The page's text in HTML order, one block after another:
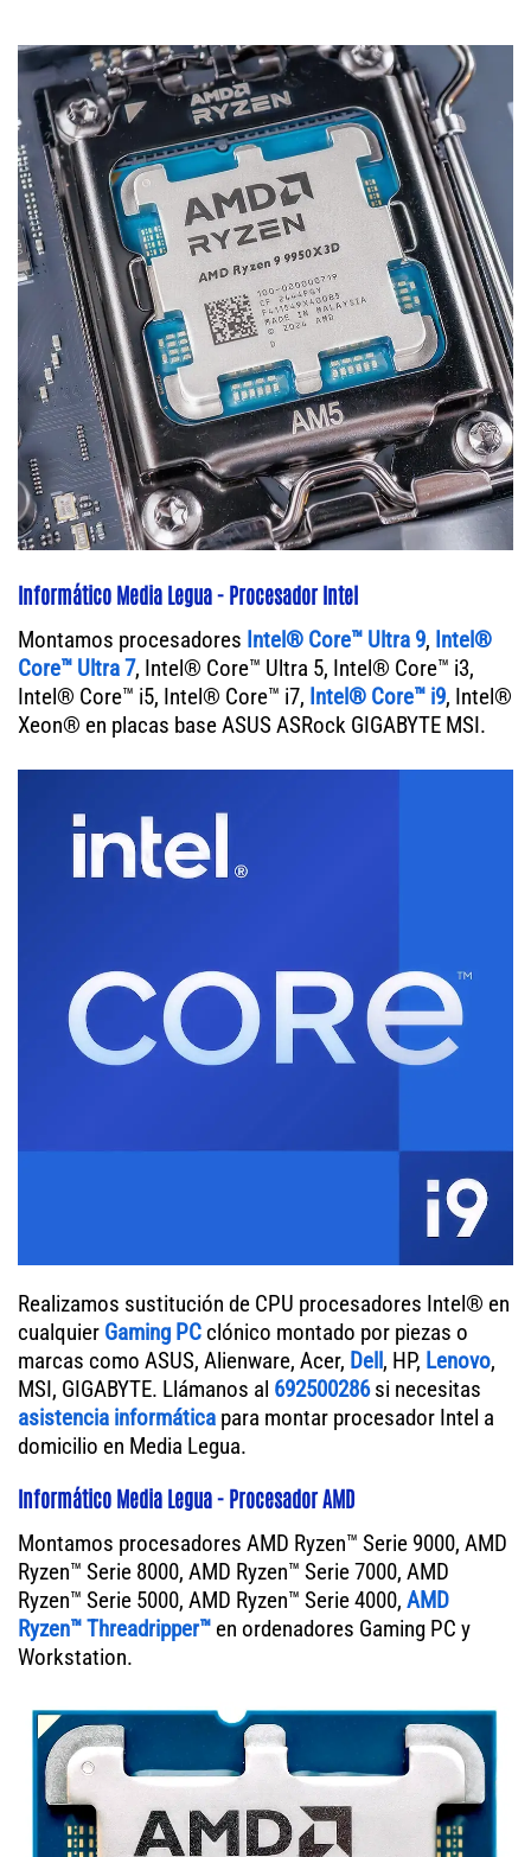
Informático Media Legua - Procesador Intel
Montamos procesadores Intel® Core™ Ultra 9, Intel®
Core™ Ultra 7, Intel® Core™ Ultra 5, Intel® Core™ i3,
Intel® Core™ i5, Intel® Core™ i7, Intel® Core™ i9, Intel®
Xeon® en placas base ASUS ASRock GIGABYTE MSI.
Realizamos sustitución de CPU procesadores Intel® en
cualquier Gaming PC clónico montado por piezas o
marcas como ASUS, Alienware, Acer, Dell, HP, Lenovo,
MSI, GIGABYTE. Llámanos al 692500286si necesitas
asistencia informática para montar procesador Intel a
domicilio en Media Legua.
Informático Media Legua - Procesador AMD
Montamos procesadores AMD Ryzen™ Serie 9000, AMD
Ryzen™ Serie 8000, AMD Ryzen™ Serie 7000, AMD
Ryzen™ Serie 5000, AMD Ryzen™ Serie 4000, AMD
Ryzen™ Threadripper™ en ordenadores Gaming PC y
Workstation.